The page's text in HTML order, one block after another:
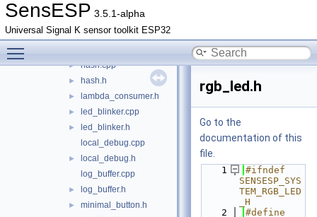
SensESP 3.5.1-alpha
Universal Signal K sensor toolkit ESP32
► crgb.h
► expiring_value.h
filesystem.cpp
► hash.cpp
► hash.h
► lambda_consumer.h
► led_blinker.cpp
►
led_blinker.h
local_debug.cpp
►
local_debug.h
log_buffer.cpp
► log_buffer.h
► minimal_button.h
rgb_led.h
Go to the
documentation of this
file.
    1
#ifndef
SENSESP_SYS
TEM_RGB_LED
_H
    2
#define